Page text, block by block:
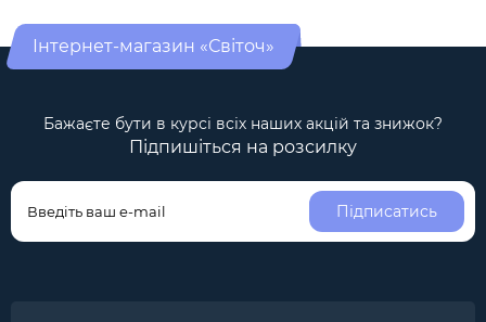
Інтернет-магазин «Світоч»
Бажаєте бути в курсі всіх наших акцій та знижок?
Підпишіться на розсилку
Підписатись